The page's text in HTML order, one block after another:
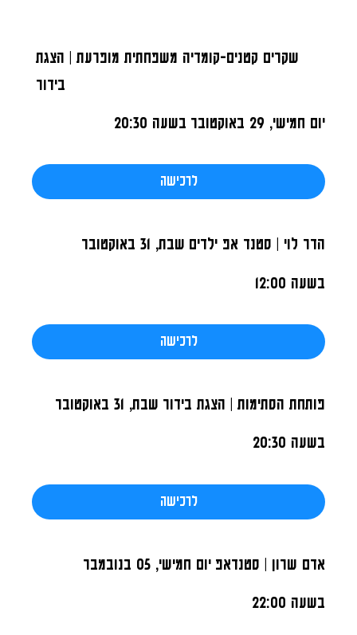
שקרים קטנים-קומדיה משפחתית מופרעת | הצגת
בידור
יום חמישי, 29 באוקטובר בשעה 20:30
לרכישה
הדר לוי | סטנד אפ ילדים שבת, 31 באוקטובר
בשעה 12:00
לרכישה
פותחת הסתימות | הצגת בידור שבת, 31 באוקטובר
בשעה 20:30
לרכישה
אדם שרון | סטנדאפ יום חמישי, 05 בנובמבר
בשעה 22:00